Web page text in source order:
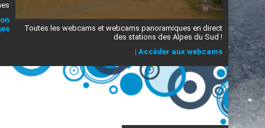
Toutes les webcams et webcams panoramiques en direct
des stations des Alpes du Sud !
| Accèder aux webcams